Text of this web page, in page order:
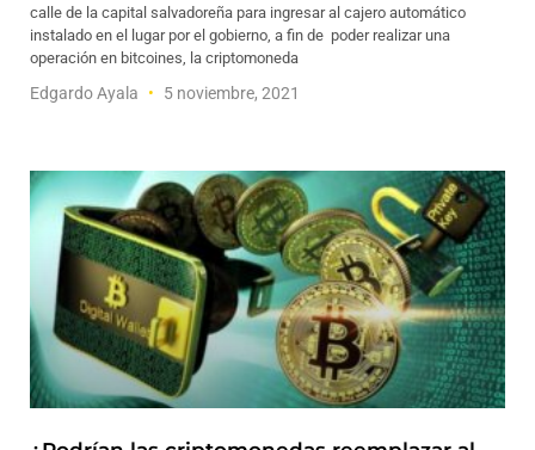
calle de la capital salvadoreña para ingresar al cajero automático
instalado en el lugar por el gobierno, a fin de poder realizar una
operación en bitcoines, la criptomoneda
Edgardo Ayala 5 noviembre, 2021